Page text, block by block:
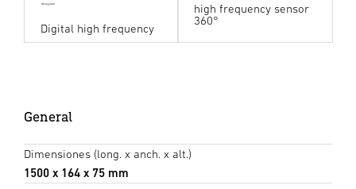
HF digital24
Digital high frequency
high frequency sensor
360°
General
Dimensiones (long. x anch. x alt.)
1500 x 164 x 75 mm